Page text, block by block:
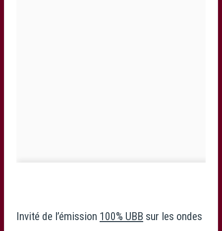
Invité de l’émission 100% UBB sur les ondes